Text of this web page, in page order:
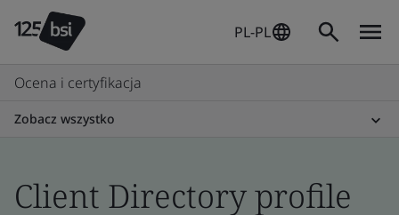
PL-PL
Ocena i certyfikacja
Zobacz wszystko
Client Directory profile